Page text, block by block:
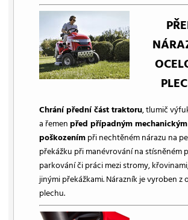
Chrání přední část traktoru, tlumič
a řemenpřed případným mechanickým
poškozenímpři nechtěném nárazu na
překážku při manévrování na stísněném
parkování či práci mezi stromy,
jinými překážkami. Nárazník je vyroben z
plechu.